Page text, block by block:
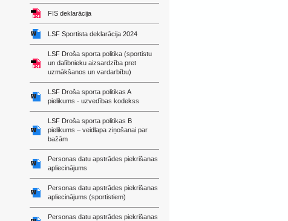
FIS deklarācija
LSF Sportista deklarācija 2024
LSF Droša sporta politika (sportistu
un dalībnieku aizsardzība pret
uzmākšanos un vardarbību)
LSF Droša sporta politikas A
pielikums - uzvedības kodekss
LSF Droša sporta politikas B
pielikums – veidlapa ziņošanai par
bažām
Personas datu apstrādes piekrišanas
apliecinājums
Personas datu apstrādes piekrišanas
apliecinājums (sportistiem)
Personas datu apstrādes piekrišanas